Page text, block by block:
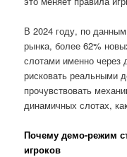
В 2024 году, по данным
рынка, более 62%
слотами именно через
рисковать реальными
прочувствовать
динамичных слотах,
Почему демо-режим
игроков